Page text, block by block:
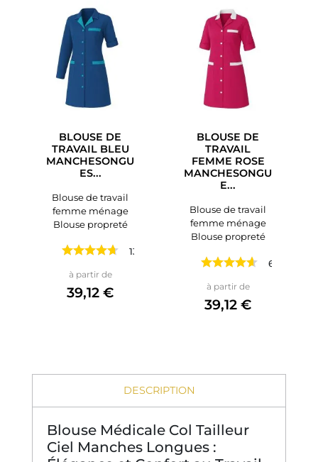
BLOUSE DE
TRAVAIL BLEU
MANCHESONGU
ES...
Blouse de travail
femme ménage
Blouse propreté
13 avis
à partir dePrix
39,12 €
BLOUSE DE
TRAVAIL
FEMME ROSE
MANCHESONGU
E...
Blouse de travail
femme ménage
Blouse propreté
6 avis
à partir dePrix
39,12 €
DESCRIPTION
Blouse Médicale Col Tailleur
Ciel Manches Longues :